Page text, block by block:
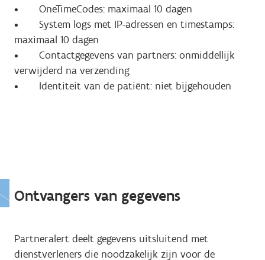
• OneTimeCodes: maximaal 10 dagen
• System logs met IP-adressen en timestamps:
maximaal 10 dagen
• Contactgegevens van partners: onmiddellijk
verwijderd na verzending
• Identiteit van de patiënt: niet bijgehouden
Ontvangers van gegevens
Partneralert deelt gegevens uitsluitend met
dienstverleners die noodzakelijk zijn voor de